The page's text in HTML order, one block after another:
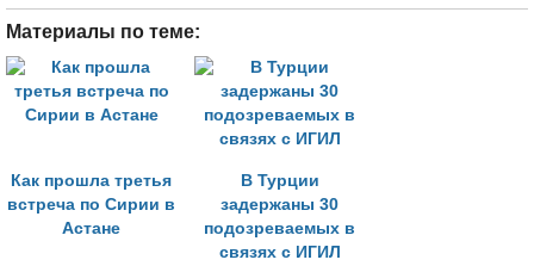
Материалы по теме:
Как прошла третья
встреча по Сирии в
Астане
В Турции
задержаны 30
подозреваемых в
связях с ИГИЛ